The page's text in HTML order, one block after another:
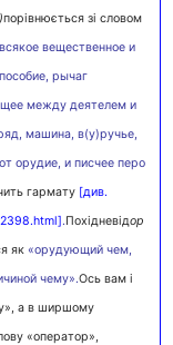
)порівнюється зі словом
вещественное и
рычаг
между деятелем и
машина, в(у)ручье,
орудие, и писчее перо
гармату [див.
.Похідневідор
як«орудующий чем,
чему».Ось вам і
а в ширшому
«оператор»,